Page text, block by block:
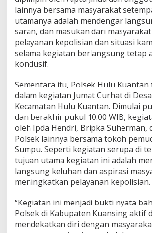
a
r
a
k
a
lainnya bersama masyarakat
utamanya adalah mendengar
saran, dan masukan dari
pelayanan kepolisian dan situasi
selama kegiatan berlangsung tetap
kondusif.
Sementara itu, Polsek Hulu
dalam kegiatan Jumat Curhat di
Kecamatan Hulu Kuantan. Dimulai
dan berakhir pukul 10.00 WIB,
oleh Ipda Hendri, Bripka Suherman,
Polsek lainnya bersama tokoh
Sumpu. Seperti kegiatan serupa di
tujuan utama kegiatan ini adalah
langsung keluhan dan aspirasi
meningkatkan pelayanan kepolisian.
“Kegiatan ini menjadi bukti nyata
Polsek di Kabupaten Kuansing aktif
mendekatkan diri dengan